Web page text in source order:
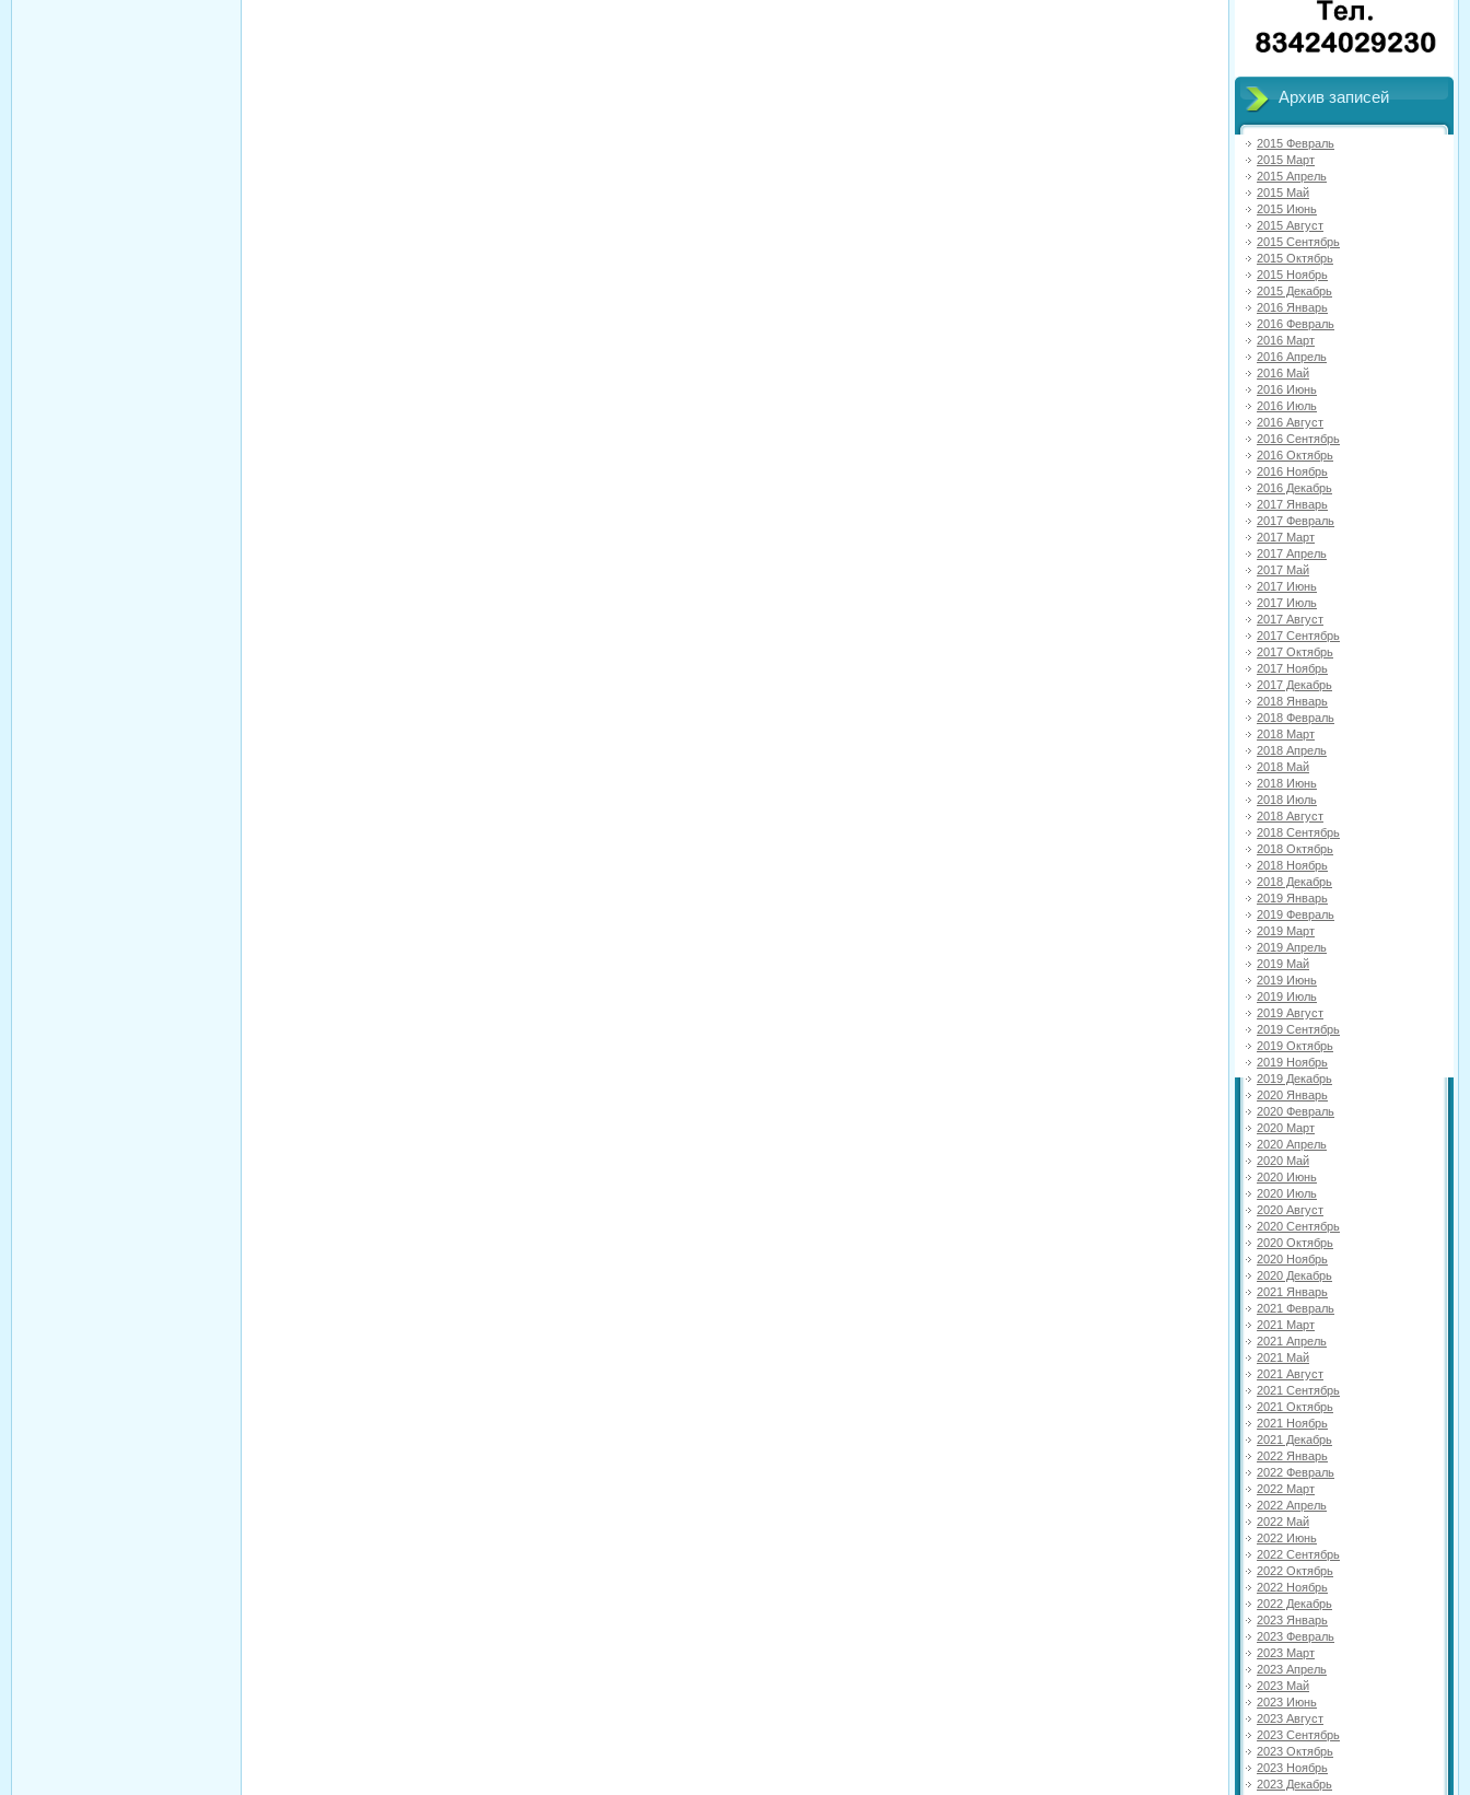
Архив записей
2015 Февраль
2015 Март
2015 Апрель
2015 Май
2015 Июнь
2015 Август
2015 Сентябрь
2015 Октябрь
2015 Ноябрь
2015 Декабрь
2016 Январь
2016 Февраль
2016 Март
2016 Апрель
2016 Май
2016 Июнь
2016 Июль
2016 Август
2016 Сентябрь
2016 Октябрь
2016 Ноябрь
2016 Декабрь
2017 Январь
2017 Февраль
2017 Март
2017 Апрель
2017 Май
2017 Июнь
2017 Июль
2017 Август
2017 Сентябрь
2017 Октябрь
2017 Ноябрь
2017 Декабрь
2018 Январь
2018 Февраль
2018 Март
2018 Апрель
2018 Май
2018 Июнь
2018 Июль
2018 Август
2018 Сентябрь
2018 Октябрь
2018 Ноябрь
2018 Декабрь
2019 Январь
2019 Февраль
2019 Март
2019 Апрель
2019 Май
2019 Июнь
2019 Июль
2019 Август
2019 Сентябрь
2019 Октябрь
2019 Ноябрь
2019 Декабрь
2020 Январь
2020 Февраль
2020 Март
2020 Апрель
2020 Май
2020 Июнь
2020 Июль
2020 Август
2020 Сентябрь
2020 Октябрь
2020 Ноябрь
2020 Декабрь
2021 Январь
2021 Февраль
2021 Март
2021 Апрель
2021 Май
2021 Август
2021 Сентябрь
2021 Октябрь
2021 Ноябрь
2021 Декабрь
2022 Январь
2022 Февраль
2022 Март
2022 Апрель
2022 Май
2022 Июнь
2022 Сентябрь
2022 Октябрь
2022 Ноябрь
2022 Декабрь
2023 Январь
2023 Февраль
2023 Март
2023 Апрель
2023 Май
2023 Июнь
2023 Август
2023 Сентябрь
2023 Октябрь
2023 Ноябрь
2023 Декабрь